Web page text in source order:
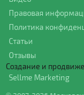
Правовая
Политика
Статьи
Отзывы
Создание и
Sellme Marketing